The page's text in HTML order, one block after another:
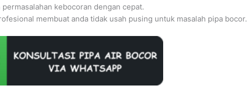
kebocoran dengan cepat.
membuat anda tidak usah pusing untuk masalah pipa bocor.